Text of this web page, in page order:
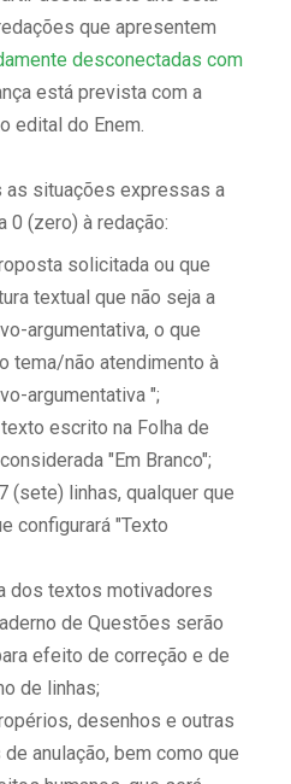
que apresentem
desconectadas com
está prevista com a
edital do Enem.
as situações expressas a
0 (zero) à redação:
solicitada ou que
textual que não seja a
argumentativa, o que
tema/não atendimento à
argumentativa ";
escrito na Folha de
"Em Branco";
(sete) linhas, qualquer que
configurará "Texto
dos textos motivadores
de Questões serão
efeito de correção e de
de linhas;
desenhos e outras
anulação, bem como que